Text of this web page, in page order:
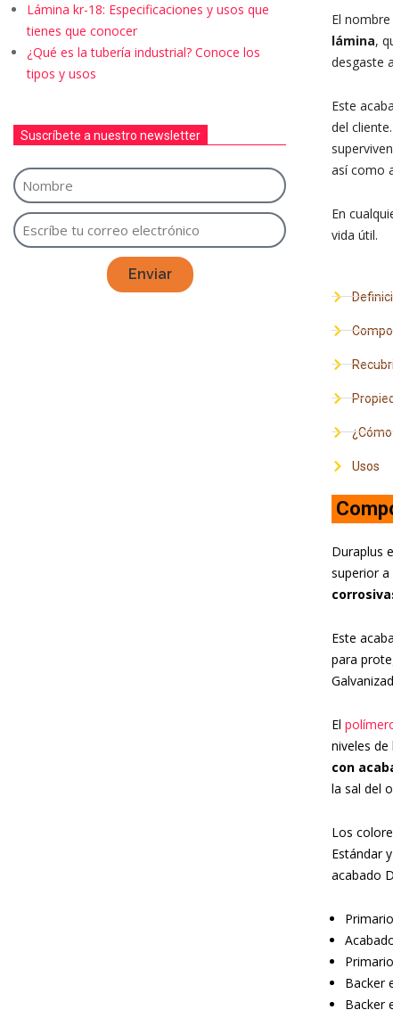
El
lámina,
desgaste
Este
del
así como
En
vida útil.
Usos
Duraplus
superior a
Este
para
El
niveles
con
la sal del
Los
Estándar
acabado
Backer
Backer
Lámina kr-18: Especificaciones y usos que
tienes que conocer
¿Qué es la tubería industrial? Conoce los
tipos y usos
Suscríbete a nuestro newsletter
Enviar